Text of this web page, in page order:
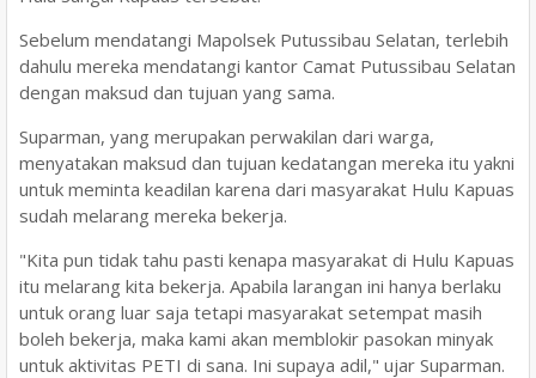
Sebelum mendatangi Mapolsek Putussibau Selatan, terlebih
dahulu mereka mendatangi kantor Camat Putussibau Selatan
dengan maksud dan tujuan yang sama.
Suparman, yang merupakan perwakilan dari warga,
menyatakan maksud dan tujuan kedatangan mereka itu yakni
untuk meminta keadilan karena dari masyarakat Hulu Kapuas
sudah melarang mereka bekerja.
"Kita pun tidak tahu pasti kenapa masyarakat di Hulu Kapuas
itu melarang kita bekerja. Apabila larangan ini hanya berlaku
untuk orang luar saja tetapi masyarakat setempat masih
boleh bekerja, maka kami akan memblokir pasokan minyak
untuk aktivitas PETI di sana. Ini supaya adil," ujar Suparman.